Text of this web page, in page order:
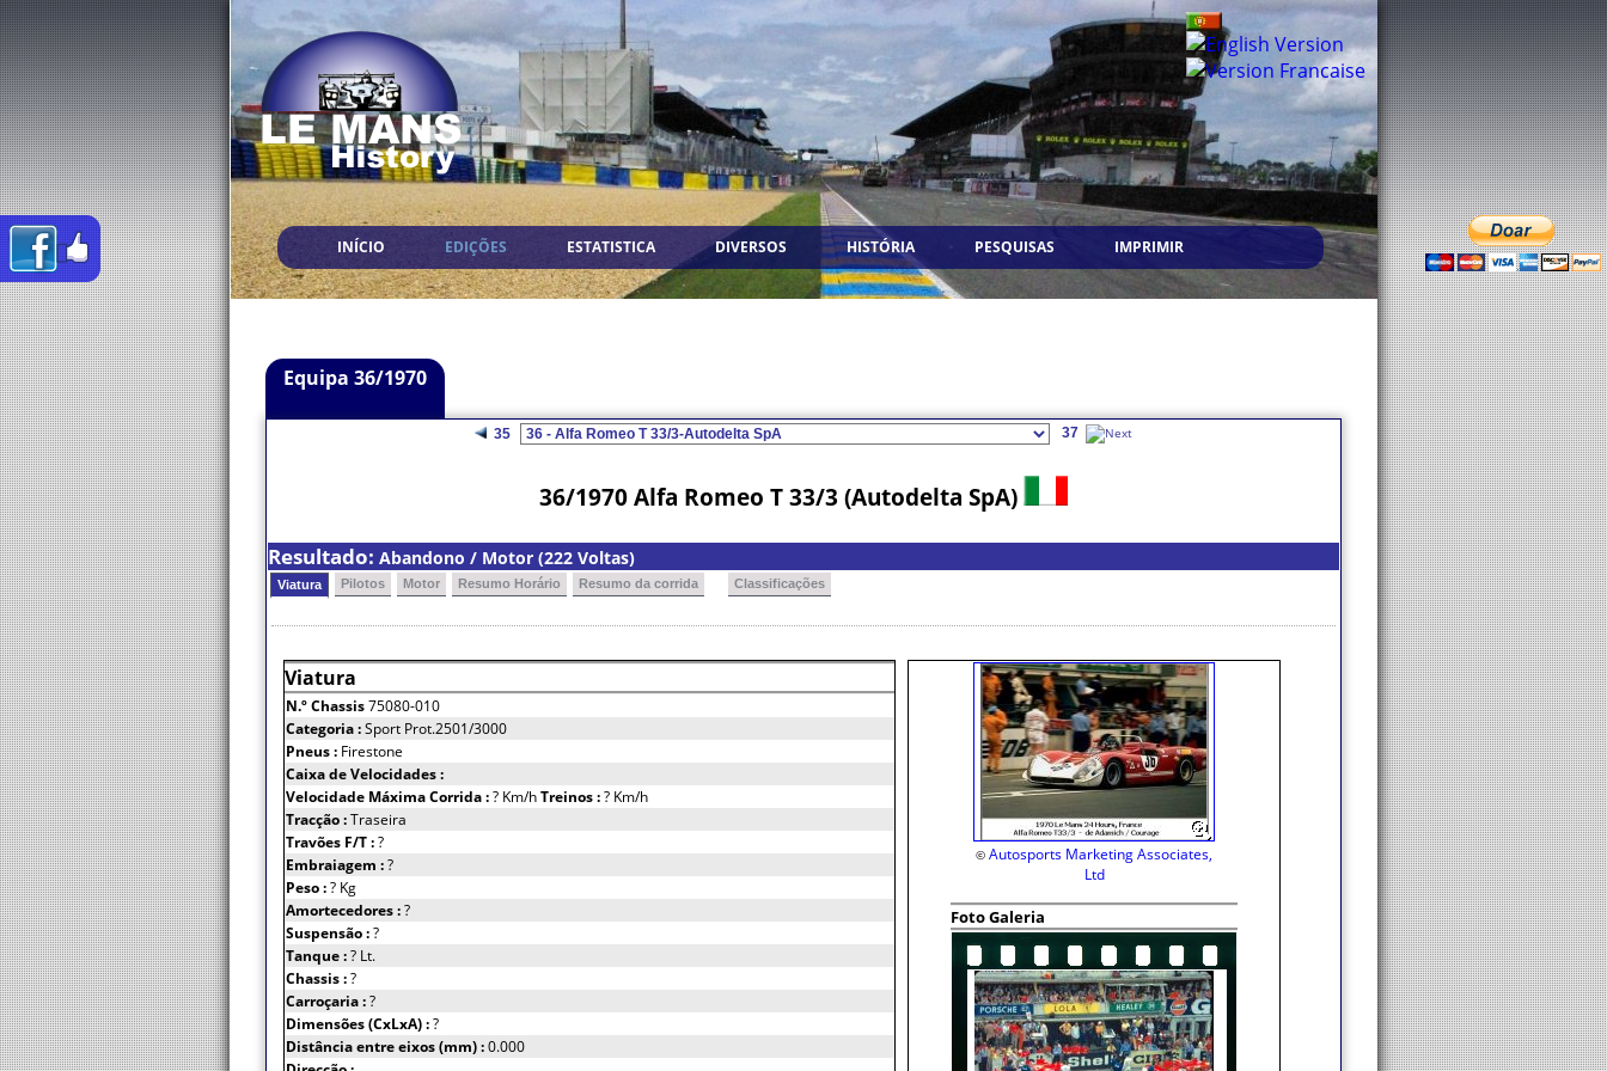
INÍCIO EDIÇÕES ESTATISTICA DIVERSOS HISTÓRIA PESQUISAS IMPRIMIR
Equipa 36/1970
35 37
36/1970 Alfa Romeo T 33/3 (Autodelta SpA)
Resultado: Abandono / Motor (222 Voltas)
Viatura Pilotos Motor Resumo Horário Resumo da corrida Classificações
Viatura
N.º Chassis75080-010
Categoria :Sport Prot.2501/3000
Pneus : Firestone
Caixa de Velocidades :
Velocidade Máxima Corrida :? Km/hTreinos :? Km/h
Tracção :Traseira
Travões F/T :?
Embraiagem :?
Peso :? Kg
Amortecedores :?
Suspensão :?
Tanque :? Lt.
Chassis :?
Carroçaria :?
Dimensões (CxLxA) :?
Distância entre eixos (mm) :0.000
© Autosports Marketing Associates,
Ltd
Foto Galeria